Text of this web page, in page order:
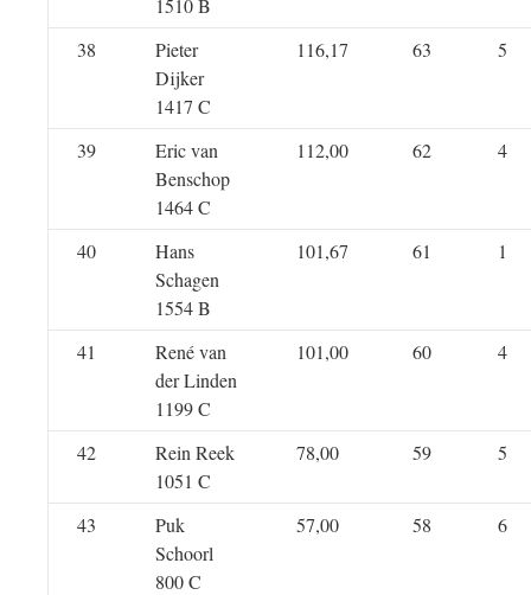
1510 B
38
Pieter
Dijker
1417 C
116,17 63 5
39
Eric van
Benschop
1464 C
112,00 62 4
40
Hans
Schagen
1554 B
101,67 61 1
41
René van
der Linden
1199 C
101,00 60 4
42
Rein Reek
1051 C
78,00 59 5
43
Puk
Schoorl
800 C
57,00 58 6